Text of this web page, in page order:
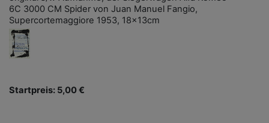
6C 3000 CM Spider von Juan Manuel Fangio,
Supercortemaggiore 1953, 18x13cm
Startpreis: 5,00 €